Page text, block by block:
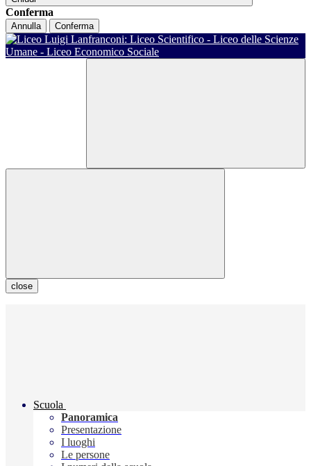
Conferma
Annulla Conferma
close
Scuola
Panoramica
Presentazione
I luoghi
Le persone